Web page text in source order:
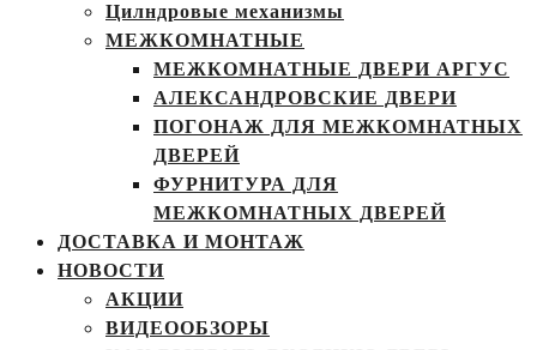
Цилндровые механизмы
МЕЖКОМНАТНЫЕ
МЕЖКОМНАТНЫЕ ДВЕРИ АРГУС
АЛЕКСАНДРОВСКИЕ ДВЕРИ
ПОГОНАЖ ДЛЯ МЕЖКОМНАТНЫХ
ДВЕРЕЙ
ФУРНИТУРА ДЛЯ
МЕЖКОМНАТНЫХ ДВЕРЕЙ
ДОСТАВКА И МОНТАЖ
НОВОСТИ
АКЦИИ
ВИДЕООБЗОРЫ